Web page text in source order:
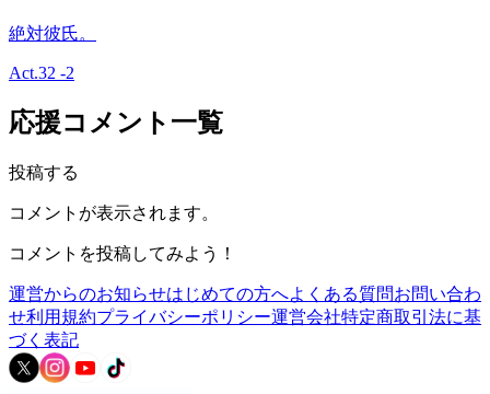
絶対彼氏。
Act.32 -2
応援コメント一覧
投稿する
コメントが表示されます。
コメントを投稿してみよう！
運営からのお知らせはじめての方へよくある質問お問い合わ
せ利用規約プライバシーポリシー運営会社特定商取引法に基
づく表記